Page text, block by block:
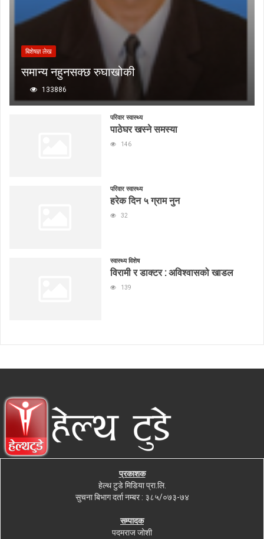
बिशेषज्ञ लेख
समान्य नहुनसक्छ रुघाखोकी
133886
परिवार स्वास्थ्य
पाठेघर खस्ने समस्या
146
परिवार स्वास्थ्य
हरेक दिन ५ ग्राम नुन
32
स्वास्थ्य विशेष
विरामी र डाक्टर : अविश्वासको खाडल
139
प्रकाशक
हेल्थ टुडे मिडिया प्रा.लि.
सुचना बिभाग दर्ता नम्बर : ३८५/०७३-७४
सम्पादक
पदमराज जोशी